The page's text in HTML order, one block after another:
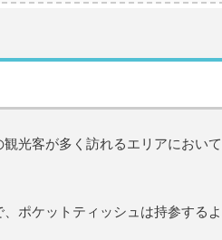
光客が多く訪れるエリアにおい
ポケットティッシュは持参する